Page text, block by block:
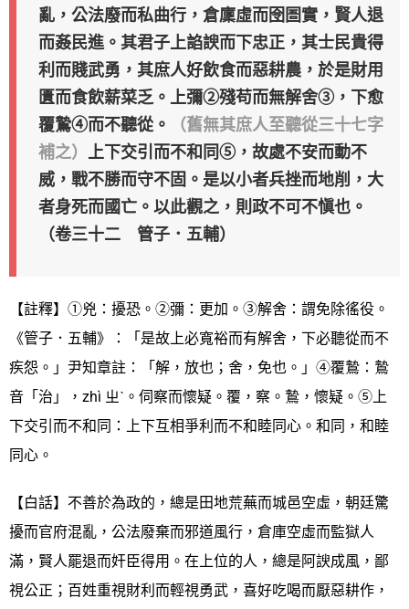
亂，公法廢而私曲行，倉廩虛而囹圄實，賢人退
而姦民進。其君子上諂諛而下忠正，其士民貴得
利而賤武勇，其庶人好飲食而惡耕農，於是財用
匱而食飲薪菜乏。上彌②殘苟而無解舍③，下愈
覆鷙④而不聽從。
（舊無其庶人至聽從三十七字
補之） 上下交引而不和同⑤，故處不安而動不
威，戰不勝而守不固。是以小者兵挫而地削，大
者身死而國亡。以此觀之，則政不可不愼也。
（卷三十二 管子．五輔）
【註釋】①兇：擾恐。②彌：更加。③解舍：謂免除徭役。
《管子．五輔》：「是故上必寬裕而有解舍，下必聽從而不
疾怨。」尹知章註：「解，放也；舍，免也。」④覆鷙：鷙
音「治」，zhì ㄓˋ。伺察而懷疑。覆，察。鷙，懷疑。⑤上
下交引而不和同：上下互相爭利而不和睦同心。和同，和睦
同心。
【白話】不善於為政的，總是田地荒蕪而城邑空虛，朝廷驚
擾而官府混亂，公法廢棄而邪道風行，倉庫空虛而監獄人
滿，賢人罷退而奸臣得用。在上位的人，總是阿諛成風，鄙
視公正；百姓重視財利而輕視勇武，喜好吃喝而厭惡耕作，